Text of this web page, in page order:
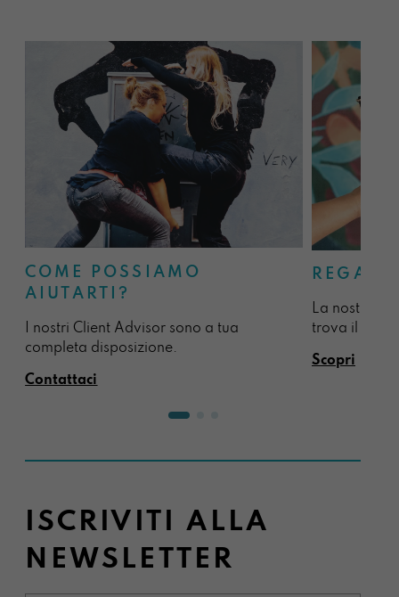
COME POSSIAMO
AIUTARTI?
I nostri Client Advisor sono a tua
completa disposizione.
Contattaci
La nostra
trova il
Scopri
ISCRIVITI ALLA
NEWSLETTER